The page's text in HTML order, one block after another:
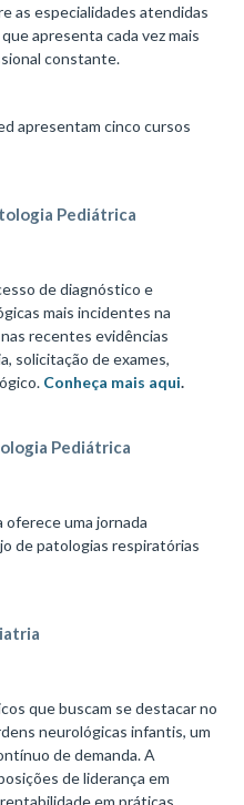
as especialidades atendidas
apresenta cada vez mais
constante.
apresentam cinco cursos
Pediátrica
de diagnóstico e
mais incidentes na
recentes evidências
solicitação de exames,
Conheça mais aqui.
Pediátrica
uma jornada
de patologias respiratórias
que buscam se destacar no
neurológicas infantis, um
de demanda. A
de liderança em